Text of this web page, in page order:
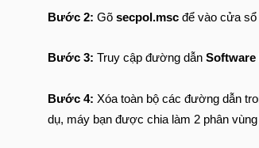
Bước 2: Gõ secpol.msc để vào cửa sổ
Bước 3: Truy cập đường dẫn
Bước 4: Xóa toàn bộ các đường dẫn
dụ, máy bạn được chia làm 2 phân